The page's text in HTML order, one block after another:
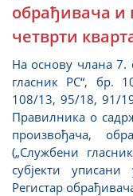
обрађивача и
четврти
На основу члана 7.
гласник РС“, бр.
108/13, 95/18, 91/
Правилника о
произвођача,
(„Службени
субјекти
Регистар